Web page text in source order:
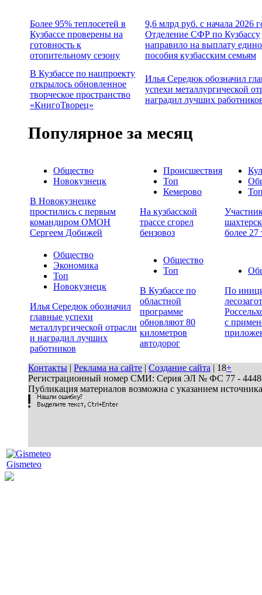
Более 95% теплосетей в
Кузбассе проверены на
готовность к
отопительному сезону
9,6 млрд руб. с начала 2026
Отделение СФР по Кузбассу
направило на выплату
пособия кузбасским семьям
В Кузбассе по нацпроекту
открылось обновленное
творческое пространство
«КнигоТворец»
Илья Середюк обозначил
успехи металлургической
наградил лучших
Популярное за месяц
Общество
Новокузнецк
В Новокузнецке
простились с первым
командиром ОМОН
Сергеем Добижей
Происшествия
Топ
Кемерово
На кузбасской
трассе сгорел
бензовоз
более 27
Общество
Экономика
Топ
Новокузнецк
Илья Середюк обозначил
главные успехи
металлургической отрасли
и наградил лучших
работников
Общество
Топ
В Кузбассе по
областной
программе
обновляют 80
километров
автодорог
По
с
Контакты | Реклама на сайте | Создание сайта | 18+
Регистрационный номер СМИ: Серия ЭЛ № ФС 77 - 44486
Публикация материалов возможна с указанием
Gismeteo